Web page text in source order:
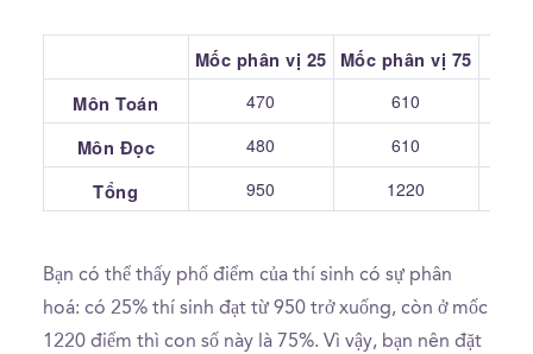
Mốc phân vị 25 Mốc phân vị 75
Môn Toán
470 610
Môn Đọc 480 610
Tổng 950 1220
Bạn có thể thấy phổ điểm của thí sinh có sự phân
hoá: có 25% thí sinh đạt từ 950 trở xuống, còn ở mốc
1220 điểm thì con số này là 75%. Vì vậy, bạn nên đặt